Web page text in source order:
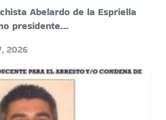
Abelardo de la Espriella
presidente…
2026